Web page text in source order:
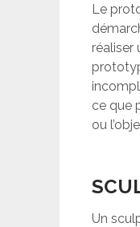
Le
réaliser
ce que
ou
Un